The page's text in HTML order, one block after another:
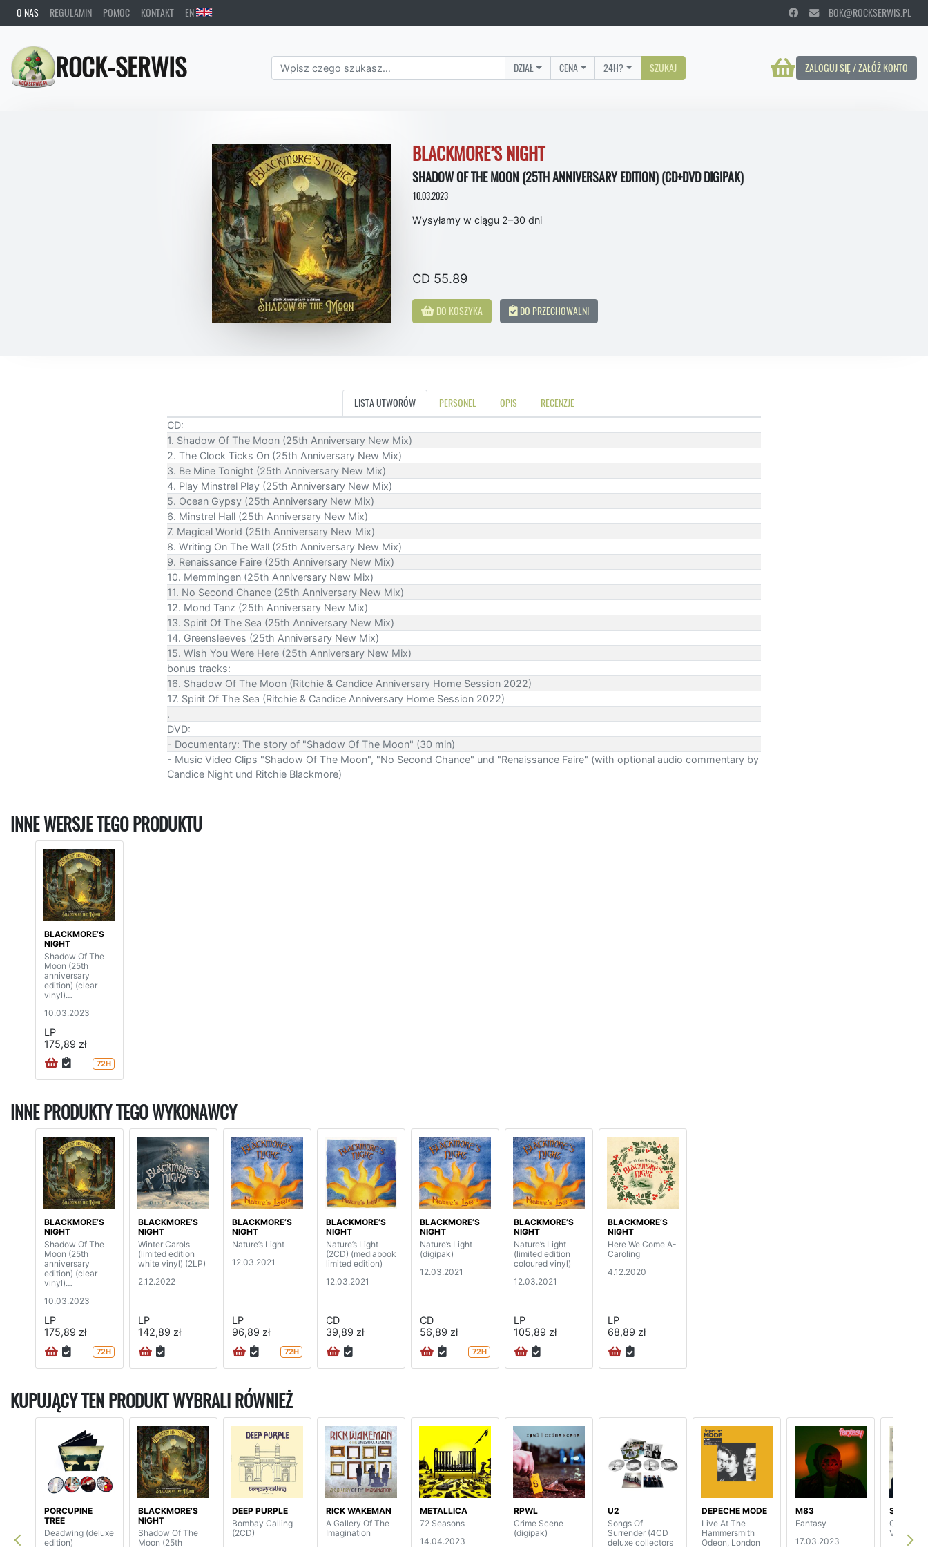
O NAS REGULAMIN POMOC KONTAKT EN BOK@ROCKSERWIS.PL
ROCK-SERWIS ZALOGUJ SIĘ / ZAŁÓŻ KONTO
DZIAŁ CENA 24H? SZUKAJ
BLACKMORE’S NIGHT
SHADOW OF THE MOON (25TH ANNIVERSARY EDITION) (CD+DVD DIGIPAK)
10.03.2023
Wysyłamy w ciągu 2–30 dni
CD 55.89
DO KOSZYKA DO PRZECHOWALNI
LISTA UTWORÓW PERSONEL OPIS RECENZJE
CD:
1. Shadow Of The Moon (25th Anniversary New Mix)
2. The Clock Ticks On (25th Anniversary New Mix)
3. Be Mine Tonight (25th Anniversary New Mix)
4. Play Minstrel Play (25th Anniversary New Mix)
5. Ocean Gypsy (25th Anniversary New Mix)
6. Minstrel Hall (25th Anniversary New Mix)
7. Magical World (25th Anniversary New Mix)
8. Writing On The Wall (25th Anniversary New Mix)
9. Renaissance Faire (25th Anniversary New Mix)
10. Memmingen (25th Anniversary New Mix)
11. No Second Chance (25th Anniversary New Mix)
12. Mond Tanz (25th Anniversary New Mix)
13. Spirit Of The Sea (25th Anniversary New Mix)
14. Greensleeves (25th Anniversary New Mix)
15. Wish You Were Here (25th Anniversary New Mix)
bonus tracks:
16. Shadow Of The Moon (Ritchie & Candice Anniversary Home Session 2022)
17. Spirit Of The Sea (Ritchie & Candice Anniversary Home Session 2022)
.
DVD:
- Documentary: The story of "Shadow Of The Moon" (30 min)
- Music Video Clips "Shadow Of The Moon", "No Second Chance" und "Renaissance Faire" (with optional audio commentary by
Candice Night und Ritchie Blackmore)
INNE WERSJE TEGO PRODUKTU
BLACKMORE’S
NIGHT
Shadow Of The
Moon (25th
anniversary
edition) (clear
vinyl)
10.03.2023
LP
175,89 zł
72H
INNE PRODUKTY TEGO WYKONAWCY
BLACKMORE’S
NIGHT
Shadow Of The
Moon (25th
anniversary
edition) (clear
vinyl)
10.03.2023
LP
175,89 zł
72H
BLACKMORE’S
NIGHT
Winter Carols
(limited edition
white vinyl) (2LP)
2.12.2022
LP
142,89 zł
BLACKMORE’S
NIGHT
Nature’s Light
12.03.2021
LP
96,89 zł
72H
BLACKMORE’S
NIGHT
Nature’s Light
(2CD) (mediabook
limited edition)
12.03.2021
CD
39,89 zł
BLACKMORE’S
NIGHT
Nature’s Light
(digipak)
12.03.2021
CD
56,89 zł
72H
BLACKMORE’S
NIGHT
Nature’s Light
(limited edition
coloured vinyl)
12.03.2021
LP
105,89 zł
BLACKMORE’S
NIGHT
Here We Come A-
Caroling
4.12.2020
LP
68,89 zł
KUPUJĄCY TEN PRODUKT WYBRALI RÓWNIEŻ
PORCUPINE
TREE
Deadwing (deluxe
edition)
BLACKMORE’S
NIGHT
Shadow Of The
Moon (25th
DEEP PURPLE
Bombay Calling
(2CD)
RICK WAKEMAN
A Gallery Of The
Imagination
METALLICA
72 Seasons
14.04.2023
RPWL
Crime Scene
(digipak)
U2
Songs Of
Surrender (4CD
deluxe collectors
DEPECHE MODE
Live At The
Hammersmith
Odeon, London
M83
Fantasy
17.03.2023
Close Up
Vol. 1